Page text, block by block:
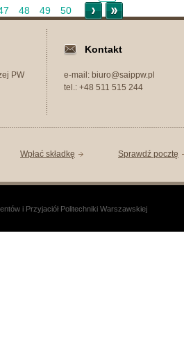
48 49 50 Starsze >
PW
Kontakt
e-mail: biuro@saippw.pl
tel.: +48 511 515 244
Wpłać składkę Sprawdź pocztę
i Przyjaciół Politechniki Warszawskiej